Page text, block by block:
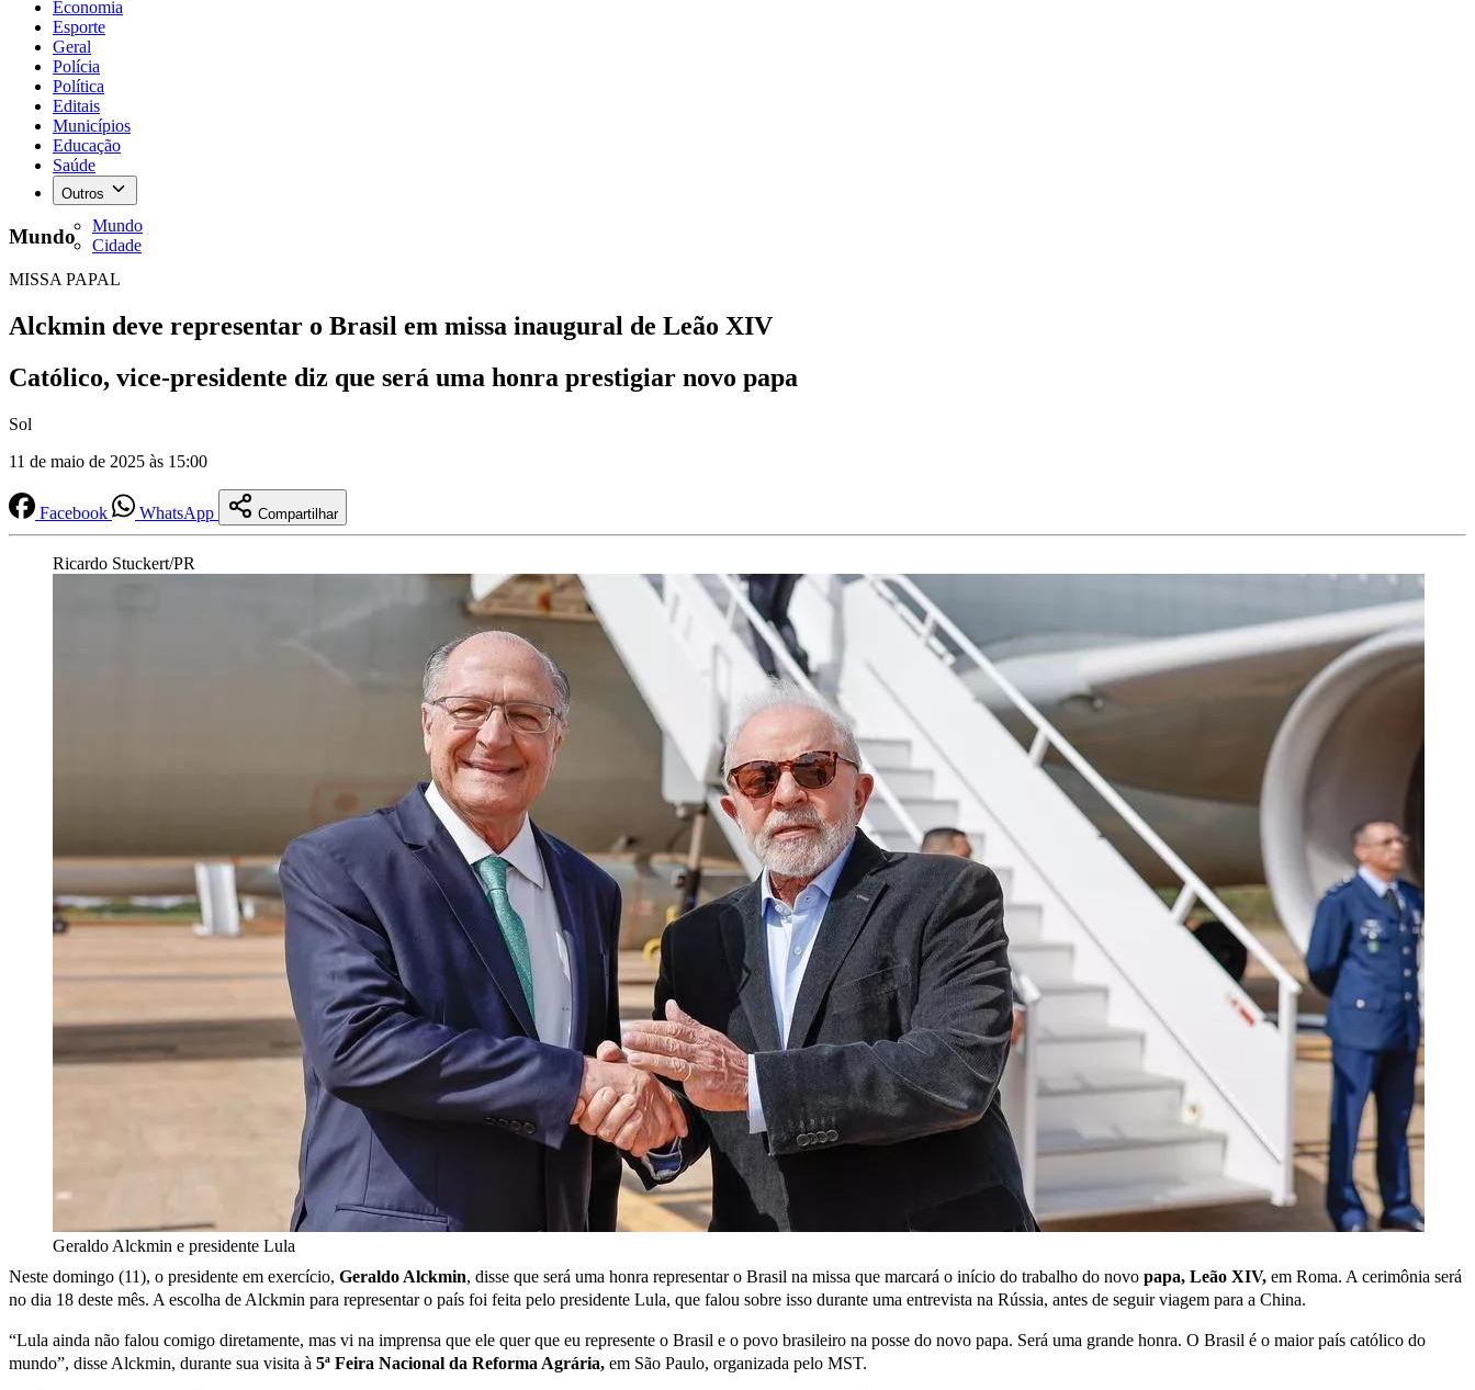
Economia
Esporte
Geral
Polícia
Política
Editais
Municípios
Educação
Saúde
Outros
Mundo
Cidade
Mundo
MISSA PAPAL
Alckmin deve representar o Brasil em missa inaugural de Leão XIV
Católico, vice-presidente diz que será uma honra prestigiar novo papa
Sol
11 de maio de 2025 às 15:00
Facebook WhatsApp Compartilhar
Ricardo Stuckert/PR
Geraldo Alckmin e presidente Lula
Neste domingo (11), o presidente em exercício, Geraldo Alckmin, disse que será uma honra representar o Brasil na missa que marcará o início do trabalho do novo papa, Leão XIV, em Roma. A cerimônia será
no dia 18 deste mês. A escolha de Alckmin para representar o país foi feita pelo presidente Lula, que falou sobre isso durante uma entrevista na Rússia, antes de seguir viagem para a China.
“Lula ainda não falou comigo diretamente, mas vi na imprensa que ele quer que eu represente o Brasil e o povo brasileiro na posse do novo papa. Será uma grande honra. O Brasil é o maior país católico do
mundo”, disse Alckmin, durante sua visita à 5ª Feira Nacional da Reforma Agrária, em São Paulo, organizada pelo MST.